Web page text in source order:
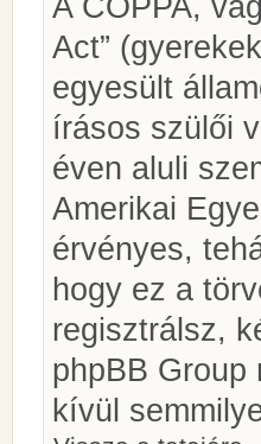
Act”
egyesült
írásos szülői
éven aluli
Amerikai
érvényes,
hogy ez a
regisztrálsz,
phpBB
kívül